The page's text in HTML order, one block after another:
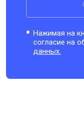
Нажимая на
согласие на
данных.